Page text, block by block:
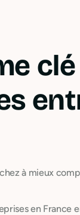
à mieux
en France